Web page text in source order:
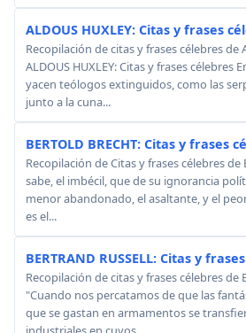
ALDOUS HUXLEY: Citas y frases
Recopilación de citas y frases célebres de
ALDOUS HUXLEY: Citas y frases célebres
yacen teólogos extinguidos, como las
junto a la cuna...
BERTOLD BRECHT: Citas y frases
Recopilación de Citas y frases célebres de
sabe, el imbécil, que de su ignorancia
menor abandonado, el asaltante, y el
es el...
BERTRAND RUSSELL: Citas y
Recopilación de citas y frases célebres de
"Cuando nos percatamos de que las
que se gastan en armamentos se